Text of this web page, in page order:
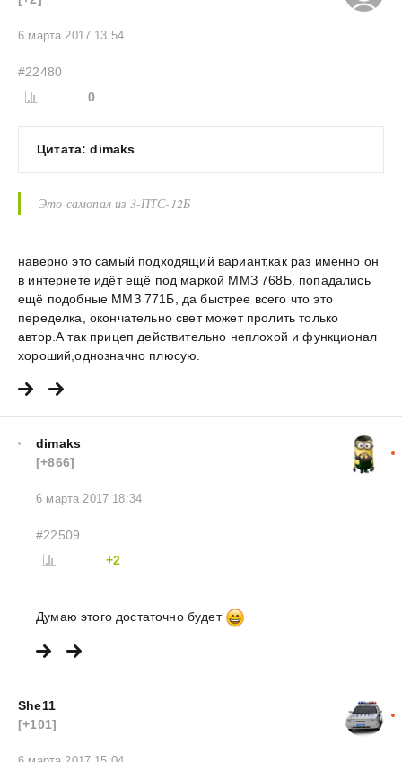
6 марта 2017 13:54
#22480
0
Цитата: dimaks
Это самопал из 3-ПТС-12Б
наверно это самый подходящий вариант,как раз именно он
в интернете идёт ещё под маркой ММЗ 768Б, попадались
ещё подобные ММЗ 771Б, да быстрее всего что это
переделка, окончательно свет может пролить только
автор.А так прицеп действительно неплохой и функционал
хороший,однозначно плюсую.
dimaks
[+866]
6 марта 2017 18:34
#22509
+2
Думаю этого достаточно будет
She11
[+101]